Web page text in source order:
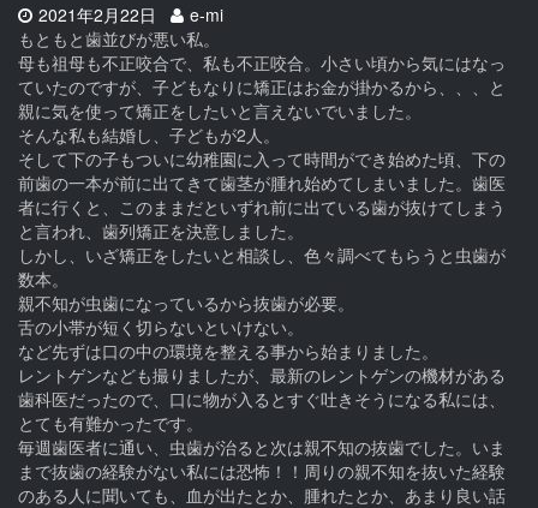
Date:
2021年2月22日 Author:
e-mi
もともと歯並びが悪い私。
母も祖母も不正咬合で、私も不正咬合。小さい頃から気にはなっ
ていたのですが、子どもなりに矯正はお金が掛かるから、、、と
親に気を使って矯正をしたいと言えないでいました。
そんな私も結婚し、子どもが2人。
そして下の子もついに幼稚園に入って時間ができ始めた頃、下の
前歯の一本が前に出てきて歯茎が腫れ始めてしまいました。歯医
者に行くと、このままだといずれ前に出ている歯が抜けてしまう
と言われ、歯列矯正を決意しました。
しかし、いざ矯正をしたいと相談し、色々調べてもらうと虫歯が
数本。
親不知が虫歯になっているから抜歯が必要。
舌の小帯が短く切らないといけない。
など先ずは口の中の環境を整える事から始まりました。
レントゲンなども撮りましたが、最新のレントゲンの機材がある
歯科医だったので、口に物が入るとすぐ吐きそうになる私には、
とても有難かったです。
毎週歯医者に通い、虫歯が治ると次は親不知の抜歯でした。いま
まで抜歯の経験がない私には恐怖！！周りの親不知を抜いた経験
のある人に聞いても、血が出たとか、腫れたとか、あまり良い話